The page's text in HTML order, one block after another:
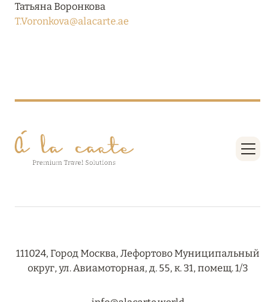
BIJAL: АКТУАЛЬНЫЕ СПЕЦИАЛЬНЫЕ
05 июля 2024
НОВОГОДНИЕ ДАТЫ СО СКИДКОЙ 25%
Подробнее
ОТДЫХА
Подробнее
Татьяна Воронкова
T.Voronkova@alacarte.ae
111024, Город Москва, Лефортово Муниципальный
округ, ул. Авиамоторная, д. 55, к. 31, помещ. 1/3